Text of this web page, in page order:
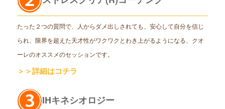
たった２つの質問で、人からダメ出しされても、安心して自分を信じ
られ、限界を超えた天才性がワクワクとわき上がるようになる、クオ
ーレのオススメのセッションです。
＞＞詳細はコチラ
IHキネシオロジー